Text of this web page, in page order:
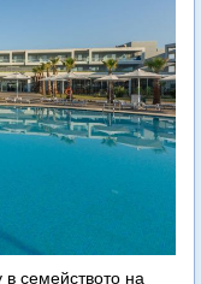
семейството на